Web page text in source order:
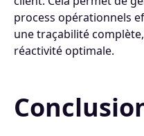
process opérationnels
une traçabilité
réactivité optimale.